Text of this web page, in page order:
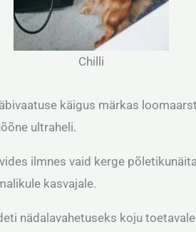
käigus märkas
ultraheli.
ilmnes vaid kerge
kasvajale.
nädalavahetuseks koju